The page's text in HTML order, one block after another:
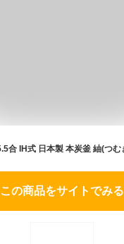
この商品をサイトでみる